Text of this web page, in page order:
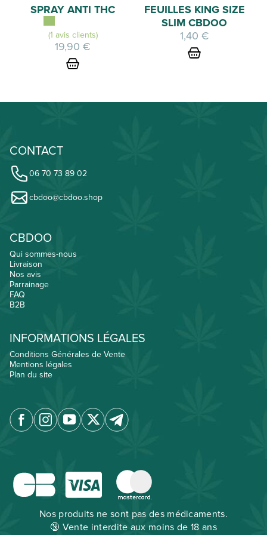
SPRAY ANTI THC
(1 avis clients)
19,90 €
FEUILLES KING SIZE
SLIM CBDOO
1,40 €
CONTACT
06 70 73 89 02
cbdoo@cbdoo.shop
CBDOO
Qui sommes-nous
Livraison
Nos avis
Parrainage
FAQ
B2B
INFORMATIONS LÉGALES
Conditions Générales de Vente
Mentions légales
Plan du site
Nos produits ne sont pas des médicaments.
🔞 Vente interdite aux moins de 18 ans